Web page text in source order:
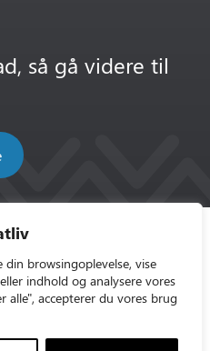
browsingoplevelse, vise
indhold og analysere vores
alle", accepterer du vores brug
så gå videre til